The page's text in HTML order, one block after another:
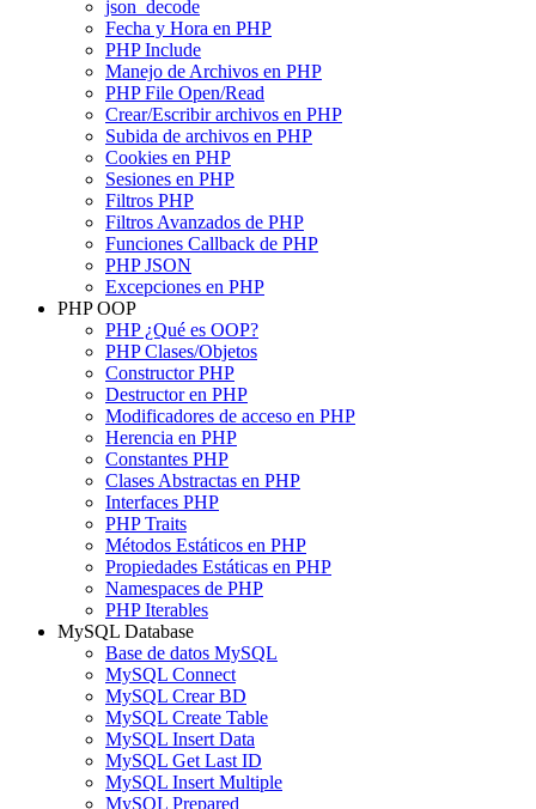
json_decode
Fecha y Hora en PHP
PHP Include
Manejo de Archivos en PHP
PHP File Open/Read
Crear/Escribir archivos en PHP
Subida de archivos en PHP
Cookies en PHP
Sesiones en PHP
Filtros PHP
Filtros Avanzados de PHP
Funciones Callback de PHP
PHP JSON
Excepciones en PHP
PHP OOP
PHP ¿Qué es OOP?
PHP Clases/Objetos
Constructor PHP
Destructor en PHP
Modificadores de acceso en PHP
Herencia en PHP
Constantes PHP
Clases Abstractas en PHP
Interfaces PHP
PHP Traits
Métodos Estáticos en PHP
Propiedades Estáticas en PHP
Namespaces de PHP
PHP Iterables
MySQL Database
Base de datos MySQL
MySQL Connect
MySQL Crear BD
MySQL Create Table
MySQL Insert Data
MySQL Get Last ID
MySQL Insert Multiple
MySQL Prepared